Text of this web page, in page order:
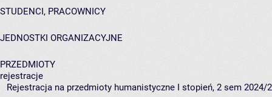
STUDENCI, PRACOWNICY
JEDNOSTKI ORGANIZACYJNE
PRZEDMIOTY
rejestracje
Rejestracja na przedmioty humanistyczne I stopień, 2 sem 2024/